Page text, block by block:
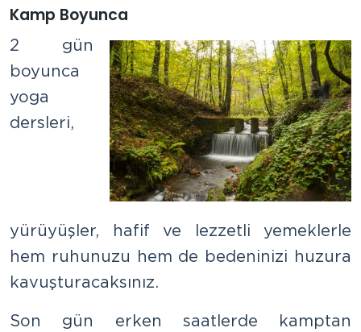
Kamp Boyunca
2 gün
boyunca
yoga
dersleri,
yürüyüşler, hafif ve lezzetli yemeklerle
hem ruhunuzu hem de bedeninizi huzura
kavuşturacaksınız.
Son gün erken saatlerde kamptan